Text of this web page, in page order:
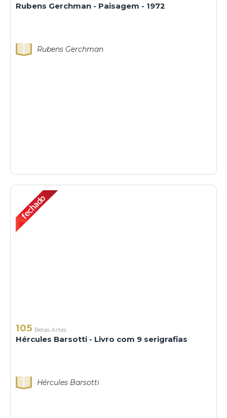
Rubens Gerchman - Paisagem - 1972
Rubens Gerchman
105 Belas Artes
Hércules Barsotti - Livro com 9 serigrafias
Hércules Barsotti